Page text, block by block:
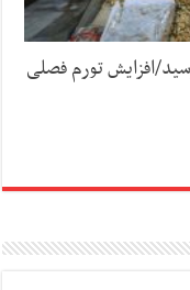
خدمات به ۵۸ درصد رسید/افزایش تورم فصلی